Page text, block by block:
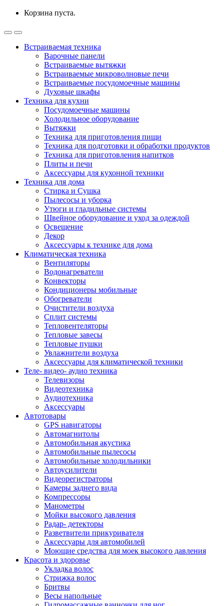
Корзина пуста.
Встраиваемая техника
Варочные панели
Встраиваемые вытяжки
Встраиваемые микроволновые печи
Встраиваемые посудомоечные машины
Духовые шкафы
Техника для кухни
Посудомоечные машины
Холодильное оборудование
Вытяжки
Техника для приготовления пищи
Техника для подготовки и обработки продуктов
Техника для приготовления напитков
Плиты и печи
Аксессуары для кухонной техники
Техника для дома
Стирка и Сушка
Пылесосы и уборка
Утюги и гладильные системы
Швейное оборудование и уход за одеждой
Освещение
Декор
Аксессуары к технике для дома
Климатическая техника
Вентиляторы
Водонагреватели
Конвекторы
Кондиционеры мобильные
Обогреватели
Очистители воздуха
Сплит системы
Тепловентеляторы
Тепловые завесы
Тепловые пушки
Увлажнители воздуха
Аксессуары для климатической техники
Теле- видео- аудио техника
Телевизоры
Видеотехника
Аудиотехника
Аксессуары
Автотовары
GPS навигаторы
Автомагнитолы
Автомобильная акустика
Автомобильные пылесосы
Автомобильные холодильники
Автоусилители
Видеорегистраторы
Камеры заднего вида
Компрессоры
Манометры
Мойки высокого давления
Радар- детекторы
Разветвители прикуривателя
Аксессуары для автомобилей
Моющие средства для моек высокого давления
Красота и здоровье
Укладка волос
Стрижка волос
Бритвы
Весы напольные